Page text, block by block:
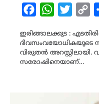
FacebookWhatsAppTwitter
ഇരിങ്ങാലക്കുട :
ദിവസംവയോധികയുടെ
വിരുതൻ അറസ്റ്റിലായി.
സരോഷിനെയാണ്…